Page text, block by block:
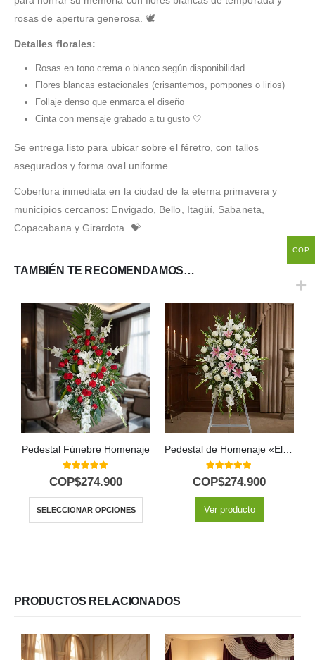
rosas de apertura generosa. 🕊️
Detalles florales:
Rosas en tono crema o blanco según disponibilidad
Flores blancas estacionales (crisantemos, pompones o lirios)
Follaje denso que enmarca el diseño
Cinta con mensaje grabado a tu gusto 🤍
Se entrega listo para ubicar sobre el féretro, con tallos
asegurados y forma oval uniforme.
Cobertura inmediata en la ciudad de la eterna primavera y
municipios cercanos: Envigado, Bello, Itagüí, Sabaneta,
Copacabana y Girardota. 💝
TAMBIÉN TE RECOMENDAMOS…
Pedestal Fúnebre Homenaje
5.00out of 5
COP$274.900
SELECCIONAR OPCIONES
5.00out of 5
COP$274.900
Ver producto
PRODUCTOS RELACIONADOS
COP